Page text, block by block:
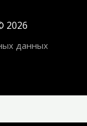
2026
данных